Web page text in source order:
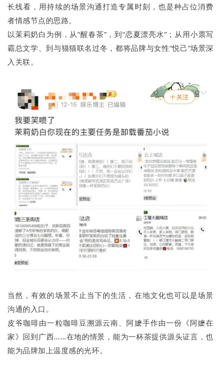
长线看，用持续的场景沟通打造专属时刻，也是种占位消费
者情感节点的思路。
以茉莉奶白为例，从“醒春茶”，到“恋夏漂亮水”；从用小票写
霸总文学、到与猫猫联名过冬，都将品牌与女性“悦己”场景深
入关联。
当然，有效的场景不止当下的生活，在地文化也可以是场景
沟通的入口。
皮爷咖啡由一粒咖啡豆溯源云南、阿嬷手作由一份《阿嬷在
家》回到广西……在地的情景，能为一杯茶提供源头证言，也
能为品牌加上温度感的光环。